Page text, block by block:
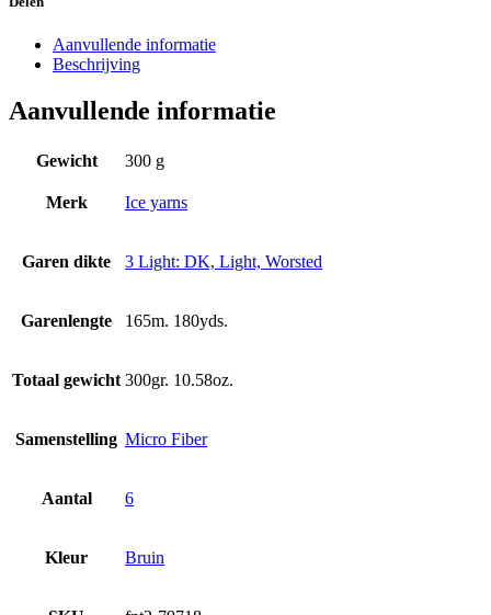
Aanvullende informatie
Beschrijving
Aanvullende informatie
Gewicht 300 g
Merk Ice yarns
Garen dikte 3 Light: DK, Light, Worsted
Garenlengte 165m. 180yds.
Totaal gewicht 300gr. 10.58oz.
Samenstelling Micro Fiber
Aantal 6
Kleur Bruin